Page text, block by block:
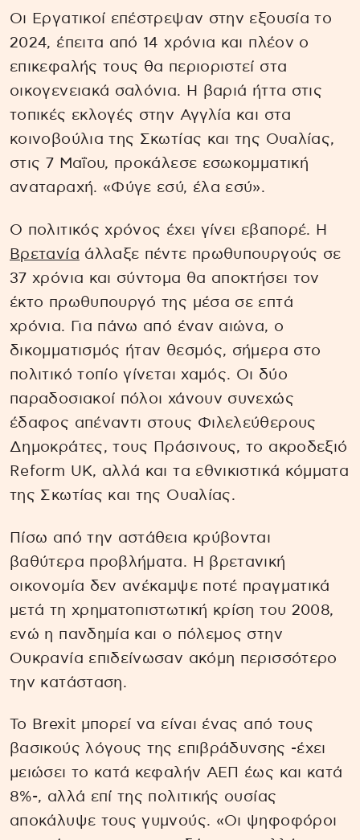
Οι Εργατικοί επέστρεψαν στην εξουσία το
2024, έπειτα από 14 χρόνια και πλέον ο
επικεφαλής τους θα περιοριστεί στα
οικογενειακά σαλόνια. Η βαριά ήττα στις
τοπικές εκλογές στην Αγγλία και στα
κοινοβούλια της Σκωτίας και της Ουαλίας,
στις 7 Μαΐου, προκάλεσε εσωκομματική
αναταραχή. «Φύγε εσύ, έλα εσύ».
Ο πολιτικός χρόνος έχει γίνει εβαπορέ. H
Βρετανία άλλαξε πέντε πρωθυπουργούς σε
37 χρόνια και σύντομα θα αποκτήσει τον
έκτο πρωθυπουργό της μέσα σε επτά
χρόνια. Για πάνω από έναν αιώνα, ο
δικομματισμός ήταν θεσμός, σήμερα στο
πολιτικό τοπίο γίνεται χαμός. Οι δύο
παραδοσιακοί πόλοι χάνουν συνεχώς
έδαφος απέναντι στους Φιλελεύθερους
Δημοκράτες, τους Πράσινους, το ακροδεξιό
Reform UK, αλλά και τα εθνικιστικά κόμματα
της Σκωτίας και της Ουαλίας.
Πίσω από την αστάθεια κρύβονται
βαθύτερα προβλήματα. Η βρετανική
οικονομία δεν ανέκαμψε ποτέ πραγματικά
μετά τη χρηματοπιστωτική κρίση του 2008,
ενώ η πανδημία και ο πόλεμος στην
Ουκρανία επιδείνωσαν ακόμη περισσότερο
την κατάσταση.
Το Brexit μπορεί να είναι ένας από τους
βασικούς λόγους της επιβράδυνσης -έχει
μειώσει το κατά κεφαλήν ΑΕΠ έως και κατά
8%-, αλλά επί της πολιτικής ουσίας
αποκάλυψε τους γυμνούς. «Οι ψηφοφόροι